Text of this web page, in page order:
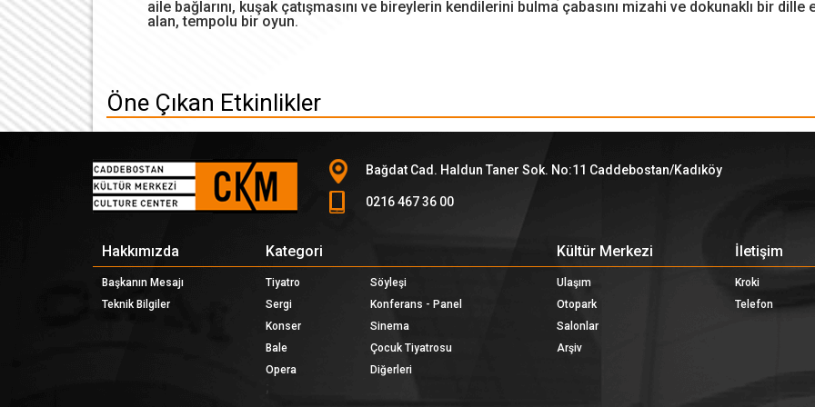
aile bağlarını, kuşak çatışmasını ve bireylerin kendilerini bulma çabasını mizahi ve dokunaklı bir dille
alan, tempolu bir oyun.
Öne Çıkan Etkinlikler
Bağdat Cad. Haldun Taner Sok. No:11 Caddebostan/Kadıköy
0216 467 36 00
Hakkımızda
Başkanın Mesajı
Teknik Bilgiler
Kategori
Tiyatro
Söyleşi
Sergi
Konferans - Panel
Konser
Sinema
Bale
Çocuk Tiyatrosu
Opera
Diğerleri
Kültür Merkezi
Ulaşım
Otopark
Salonlar
Arşiv
İletişim
Kroki
Telefon